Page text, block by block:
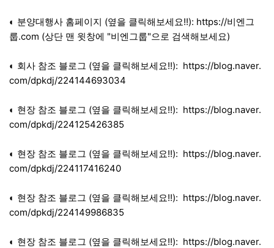
◐ 분양대행사 홈페이지 (옆을 클릭해보세요!!): https://비엔그
룹.com (상단 맨 윗창에 "비엔그룹"으로 검색해보세요)
◐ 회사 참조 블로그 (옆을 클릭해보세요!!): https://blog.naver.
com/dpkdj/224144693034
◐ 현장 참조 블로그 (옆을 클릭해보세요!!): https://blog.naver.
com/dpkdj/224125426385
◐ 현장 참조 블로그 (옆을 클릭해보세요!!): https://blog.naver.
com/dpkdj/224117416240
◐ 현장 참조 블로그 (옆을 클릭해보세요!!): https://blog.naver.
com/dpkdj/224149986835
◐ 현장 참조 블로그 (옆을 클릭해보세요!!): https://blog.naver.